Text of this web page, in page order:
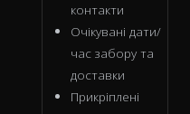
контакти
Очікувані дати/
час забору та
доставки
Прикріплені